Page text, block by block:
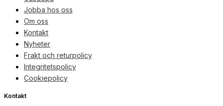
Jobba hos oss
Om oss
Kontakt
Nyheter
Frakt och returpolicy
Integritetspolicy
Cookiepolicy
Kontakt